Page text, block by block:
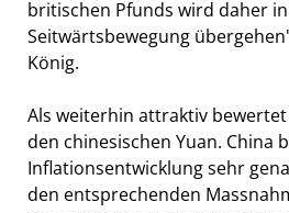
britischen Pfunds wird daher
Seitwärtsbewegung
König.
Als weiterhin attraktiv
den chinesischen Yuan. China
Inflationsentwicklung sehr
den entsprechenden